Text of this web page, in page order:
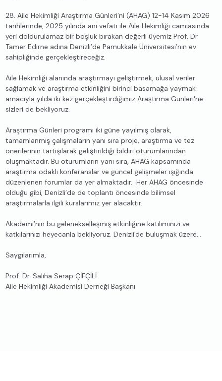
28. Aile Hekimliği Araştırma Günleri’ni (AHAG) 12-14 Kasım 2026
tarihlerinde, 2025 yılında ani vefatı ile Aile Hekimliği camiasında
yeri doldurulamaz bir boşluk bırakan değerli üyemiz Prof. Dr.
Tamer Edirne adına Denizli’de Pamukkale Üniversitesi’nin ev
sahipliğinde gerçekleştireceğiz.
Aile Hekimliği alanında araştırmayı geliştirmek, ulusal veriler
sağlamak ve araştırma etkinliğini birinci basamağa yaymak
amacıyla yılda iki kez gerçekleştirdiğimiz Araştırma Günleri'ne
sizleri de bekliyoruz.
Araştırma Günleri programı iki güne yayılmış olarak,
tamamlanmış çalışmaların yanı sıra proje, araştırma ve tez
önerilerinin tartışılarak geliştirildiği bildiri oturumlarından
oluşmaktadır. Bu oturumların yanı sıra, AHAG kapsamında
araştırma odaklı konferanslar ve güncel gelişmeler ışığında
düzenlenen forumlar da yer almaktadır. Her AHAG öncesinde
olduğu gibi, Denizli’de de toplantı öncesinde bilimsel
araştırmalarla ilgili kurslarımız yer alacaktır.
Akademi’nin bu gelenekselleşmiş etkinliğine katılımınızı ve
katkılarınızı heyecanla bekliyoruz. Denizli'de buluşmak üzere…
Saygılarımla,
Prof. Dr. Saliha Serap ÇİFÇİLİ
Aile Hekimliği Akademisi Derneği Başkanı